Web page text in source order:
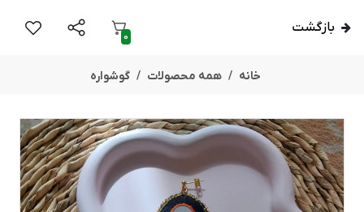
بازگشت
0
خانه همه محصولات گوشواره